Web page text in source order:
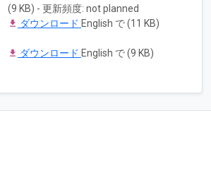
(9 KB) - 更新頻度: not planned
ダウンロード English で (11 KB)
ダウンロード English で (9 KB)